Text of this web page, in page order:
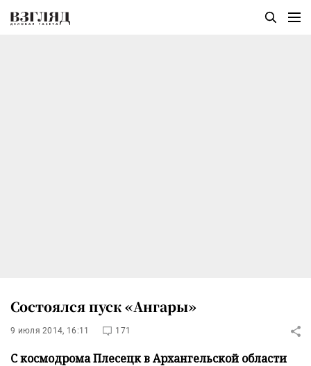
Состоялся пуск «Ангары»
9 июля 2014, 16:11 171
С космодрома Плесецк в Архангельской области